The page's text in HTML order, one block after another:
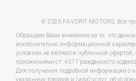
© 2026 FAVORIT MOTORS. Все
Обращаем Ваше внимание на то, что
исключительно информационный
условиях не является публичной офертой,
положениями ст. 437 Гражданского
Для получения подробной информации о